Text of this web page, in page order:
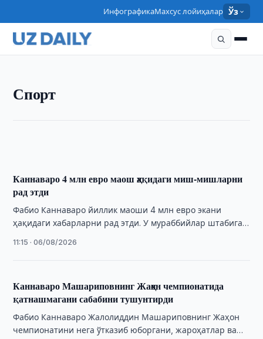
ИнфографикаМахсус лойиҳалар Ўз
Спорт
Каннаваро ЖЧдан кейин Италияга нега
борганини тушунтирди / Фото: Видеодан кадр.
Каннаваро 4 млн евро маош ҳақидаги миш-мишларни
рад этди
Фабио Каннаваро йиллик маоши 4 млн евро экани
ҳақидаги хабарларни рад этди. У мураббийлар штабига
11:15 · 06/08/2026
Каннаваро Машариповнинг Жаҳон чемпионатида
қатнашмагани сабабини тушунтирди
Фабио Каннаваро Жалолиддин Машариповнинг Жаҳон
чемпионатини нега ўтказиб юборгани, жароҳатлар ва